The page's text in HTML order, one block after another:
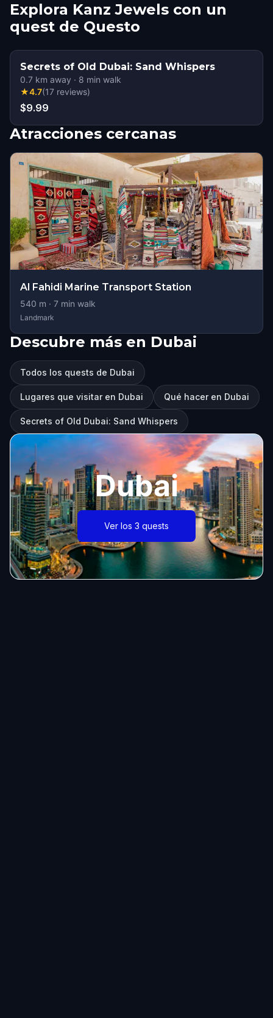
Explora Kanz Jewels con un
quest de Questo
Secrets of Old Dubai: Sand Whispers
0.7 km away · 8 min walk
★4.7(17 reviews)
$9.99
Atracciones cercanas
Al Fahidi Marine Transport Station
540 m · 7 min walk
Landmark
Descubre más en Dubai
Todos los quests de Dubai
Lugares que visitar en Dubai Qué hacer en Dubai
Secrets of Old Dubai: Sand Whispers
Dubai
Ver los 3 quests